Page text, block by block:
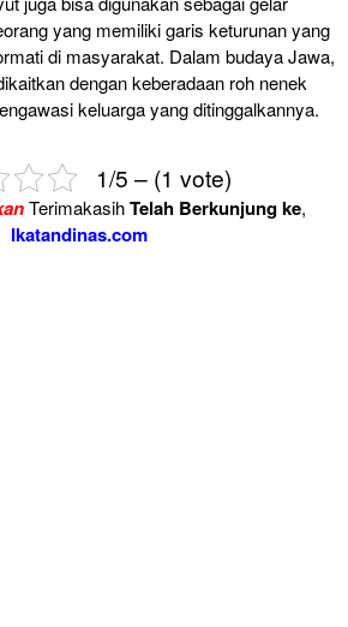
yang memiliki garis keturunan yang
di masyarakat. Dalam budaya Jawa,
dengan keberadaan roh nenek
keluarga yang ditinggalkannya.
1/5 – (1 vote)
TerimakasihTelah Berkunjung ke,
Ikatandinas.com